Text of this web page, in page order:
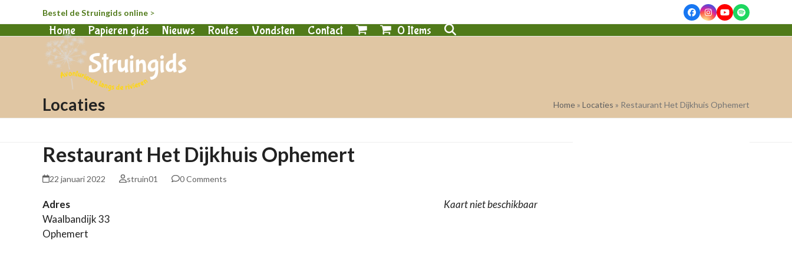
Bestel de Struingids online > FacebookInstagram
YouTube
Spotify
Home Papieren gids Nieuws Routes Vondsten Contact 0 Items
Locaties Home » Locaties » Restaurant Het Dijkhuis Ophemert
Restaurant Het Dijkhuis Ophemert
22 januari 2022 struin01 0 Comments
Kaart niet beschikbaar
Adres
Waalbandijk 33
Ophemert